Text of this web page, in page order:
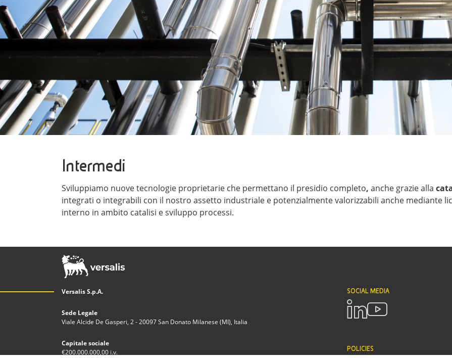
Intermedi
Sviluppiamo nuove tecnologie proprietarie che permettano il presidio completo, anche grazie alla
integrati o integrabili con il nostro assetto industriale e potenzialmente valorizzabili anche mediante
interno in ambito catalisi e sviluppo processi.
Versalis S.p.A.
Sede Legale
Viale Alcide De Gasperi, 2 - 20097 San Donato Milanese (MI), Italia
Capitale sociale
€200.000.000,00 i.v.
SOCIAL MEDIA
POLICIES